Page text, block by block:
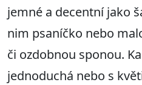
jemné a decentní jako
nim psaníčko nebo
či ozdobnou sponou.
jednoduchá nebo s